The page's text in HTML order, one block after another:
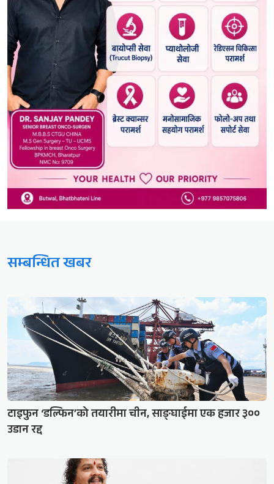
सम्बन्धित खबर
टाइफुन ‘डल्फिन’को तयारीमा चीन, साङ्घाईमा एक हजार ३००
उडान रद्द